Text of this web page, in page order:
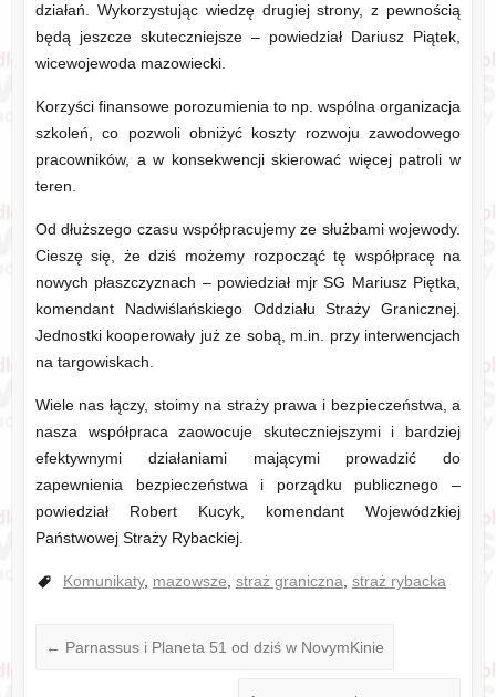
działań. Wykorzystując wiedzę drugiej strony, z pewnością
będą jeszcze skuteczniejsze – powiedział Dariusz Piątek,
wicewojewoda mazowiecki.
Korzyści finansowe porozumienia to np. wspólna organizacja
szkoleń, co pozwoli obniżyć koszty rozwoju zawodowego
pracowników, a w konsekwencji skierować więcej patroli w
teren.
Od dłuższego czasu współpracujemy ze służbami wojewody.
Cieszę się, że dziś możemy rozpocząć tę współpracę na
nowych płaszczyznach – powiedział mjr SG Mariusz Piętka,
komendant Nadwiślańskiego Oddziału Straży Granicznej.
Jednostki kooperowały już ze sobą, m.in. przy interwencjach
na targowiskach.
Wiele nas łączy, stoimy na straży prawa i bezpieczeństwa, a
nasza współpraca zaowocuje skuteczniejszymi i bardziej
efektywnymi działaniami mającymi prowadzić do
zapewnienia bezpieczeństwa i porządku publicznego –
powiedział Robert Kucyk, komendant Wojewódzkiej
Państwowej Straży Rybackiej.
Komunikaty, mazowsze, straż graniczna, straż rybacka
← Parnassus i Planeta 51 od dziś w NovymKinie